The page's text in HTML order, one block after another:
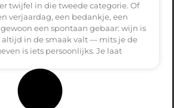
twijfel in die tweede categorie. Of
verjaardag, een bedankje, een
een spontaan gebaar: wijn is
altijd in de smaak valt — mits je de
is iets persoonlijks. Je laat